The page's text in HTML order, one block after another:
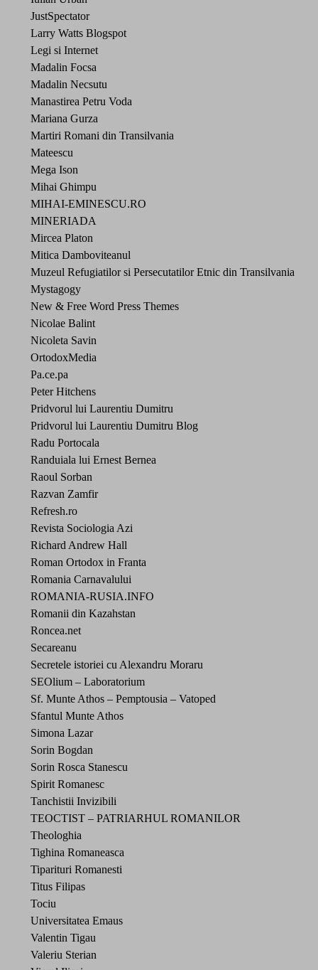
JustSpectator
Larry Watts Blogspot
Legi si Internet
Madalin Focsa
Madalin Necsutu
Manastirea Petru Voda
Mariana Gurza
Martiri Romani din Transilvania
Mateescu
Mega Ison
Mihai Ghimpu
MIHAI-EMINESCU.RO
MINERIADA
Mircea Platon
Mitica Damboviteanul
Muzeul Refugiatilor si Persecutatilor Etnic din Transilvania
Mystagogy
New & Free Word Press Themes
Nicolae Balint
Nicoleta Savin
OrtodoxMedia
Pa.ce.pa
Peter Hitchens
Pridvorul lui Laurentiu Dumitru
Pridvorul lui Laurentiu Dumitru Blog
Radu Portocala
Randuiala lui Ernest Bernea
Raoul Sorban
Razvan Zamfir
Refresh.ro
Revista Sociologia Azi
Richard Andrew Hall
Roman Ortodox in Franta
Romania Carnavalului
ROMANIA-RUSIA.INFO
Romanii din Kazahstan
Roncea.net
Secareanu
Secretele istoriei cu Alexandru Moraru
SEOlium – Laboratorium
Sf. Munte Athos – Pemptousia – Vatoped
Sfantul Munte Athos
Simona Lazar
Sorin Bogdan
Sorin Rosca Stanescu
Spirit Romanesc
Tanchistii Invizibili
TEOCTIST – PATRIARHUL ROMANILOR
Theologhia
Tighina Romaneasca
Tiparituri Romanesti
Titus Filipas
Tociu
Universitatea Emaus
Valentin Tigau
Valeriu Sterian